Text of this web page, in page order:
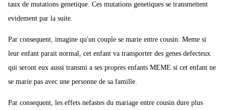
taux de mutations genetique. Ces mutations genetiques se transmettent
evidement par la suite.
Par consequent, imagine qu'un couple se marie entre cousin. Meme si
leur enfant parait normal, cet enfant va transporter des genes defecteux
qui seront eux aussi transmi a ses propres enfants MEME si cet enfant ne
se marie pas avec une personne de sa famille.
Par consequent, les effets nefastes du mariage entre cousin dure plus